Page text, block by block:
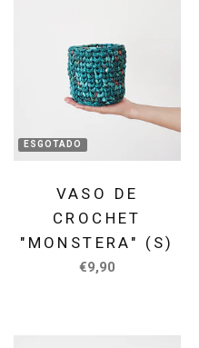
ESGOTADO
VASO DE
CROCHET
"MONSTERA" (S)
€9,90